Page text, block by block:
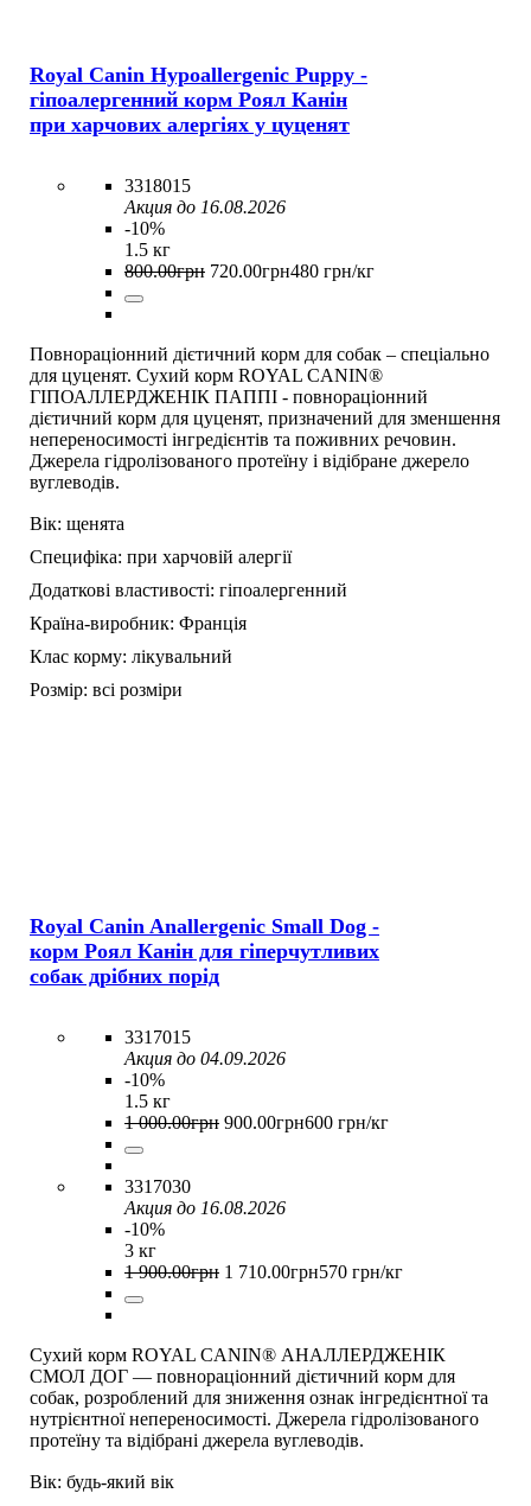
Royal Canin Hypoallergenic Puppy -
гіпоалергенний корм Роял Канін
при харчових алергіях у цуценят
3318015
Акция до 16.08.2026
-10%
1.5 кг
800.00грн 720.00грн480 грн/кг
Повнораціонний дієтичний корм для собак – спеціально
для цуценят. Сухий корм ROYAL CANIN®
ГІПОАЛЛЕРДЖЕНІК ПАППІ - повнораціонний
дієтичний корм для цуценят, призначений для зменшення
непереносимості інгредієнтів та поживних речовин.
Джерела гідролізованого протеїну і відібране джерело
вуглеводів.
Вік: щенята
Специфіка: при харчовій алергії
Додаткові властивості: гіпоалергенний
Країна-виробник: Франція
Клас корму: лікувальний
Розмір: всі розміри
Royal Canin Anallergenic Small Dog -
корм Роял Канін для гіперчутливих
собак дрібних порід
3317015
Акция до 04.09.2026
-10%
1.5 кг
1 000.00грн 900.00грн600 грн/кг
3317030
Акция до 16.08.2026
-10%
3 кг
1 900.00грн 1 710.00грн570 грн/кг
Сухий корм ROYAL CANIN® АНАЛЛЕРДЖЕНІК
СМОЛ ДОГ — повнораціонний дієтичний корм для
собак, розроблений для зниження ознак інгредієнтної та
нутрієнтної непереносимості. Джерела гідролізованого
протеїну та відібрані джерела вуглеводів.
Вік: будь-який вік